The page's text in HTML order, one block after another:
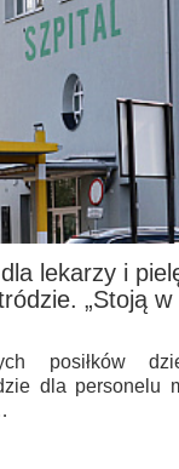
lekarzy i
„Stoją w
posiłków
dla personelu